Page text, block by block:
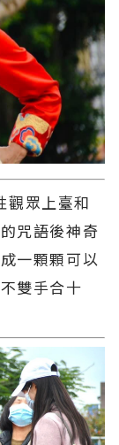
眾上臺和
咒語後神奇
一顆顆可以
雙手合十